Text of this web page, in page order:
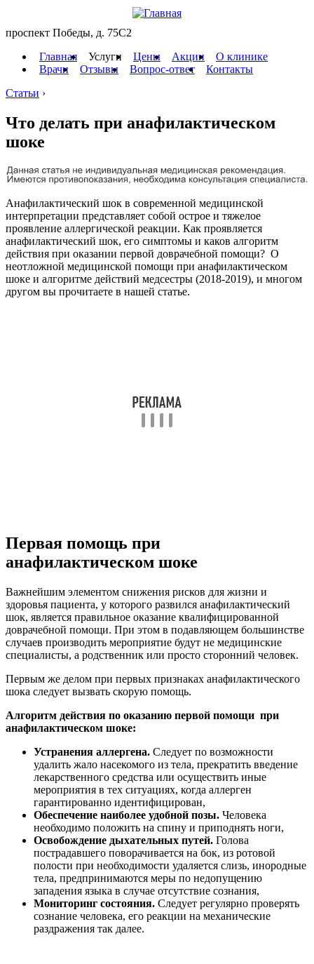
проспект Победы, д. 75C2
Главная
Услуги Цены Акции
О клинике
Врачи
Отзывы Вопрос-ответ
Контакты
Статьи ›
Что делать при анафилактическом
шоке
Анафилактический шок в современной медицинской
интерпретации представляет собой острое и тяжелое
проявление аллергической реакции. Как проявляется
анафилактический шок, его симптомы и каков алгоритм
действия при оказании первой доврачебной помощи? О
неотложной медицинской помощи при анафилактическом
шоке и алгоритме действий медсестры (2018-2019), и многом
другом вы прочитаете в нашей статье.
Первая помощь при
анафилактическом шоке
Важнейшим элементом снижения рисков для жизни и
здоровья пациента, у которого развился анафилактический
шок, является правильное оказание квалифицированной
доврачебной помощи. При этом в подавляющем большинстве
случаев производить мероприятие будут не медицинские
специалисты, а родственник или просто сторонний человек.
Первым же делом при первых признаках анафилактического
шока следует вызвать скорую помощь.
Алгоритм действия по оказанию первой помощи при
анафилактическом шоке:
Устранения аллергена. Следует по возможности
удалить жало насекомого из тела, прекратить введение
лекарственного средства или осуществить иные
мероприятия в тех ситуациях, когда аллерген
гарантированно идентифицирован,
Обеспечение наиболее удобной позы. Человека
необходимо положить на спину и приподнять ноги,
Освобождение дыхательных путей. Голова
пострадавшего поворачивается на бок, из ротовой
полости при необходимости удаляется слизь, инородные
тела, предпринимаются меры по недопущению
западения языка в случае отсутствие сознания,
Мониторинг состояния. Следует регулярно проверять
сознание человека, его реакции на механические
раздражения так далее.